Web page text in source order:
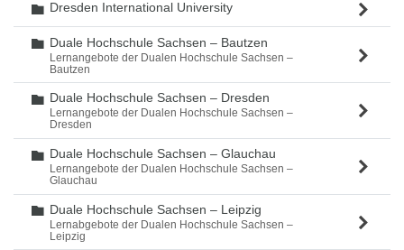
Ordner
Dresden International University
Ordner
Duale Hochschule Sachsen – Bautzen
Lernangebote der Dualen Hochschule Sachsen –
Bautzen
Ordner
Duale Hochschule Sachsen – Dresden
Lernangebote der Dualen Hochschule Sachsen –
Dresden
Ordner
Duale Hochschule Sachsen – Glauchau
Lernangebote der Dualen Hochschule Sachsen –
Glauchau
Ordner
Duale Hochschule Sachsen – Leipzig
Lernabgebote der Dualen Hochschule Sachsen –
Leipzig